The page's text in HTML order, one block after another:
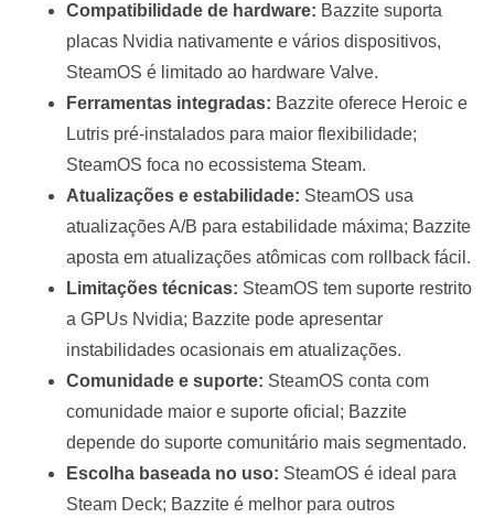
Compatibilidade de hardware: Bazzite suporta
placas Nvidia nativamente e vários dispositivos,
SteamOS é limitado ao hardware Valve.
Ferramentas integradas: Bazzite oferece Heroic e
Lutris pré-instalados para maior flexibilidade;
SteamOS foca no ecossistema Steam.
Atualizações e estabilidade: SteamOS usa
atualizações A/B para estabilidade máxima; Bazzite
aposta em atualizações atômicas com rollback fácil.
Limitações técnicas: SteamOS tem suporte restrito
a GPUs Nvidia; Bazzite pode apresentar
instabilidades ocasionais em atualizações.
Comunidade e suporte: SteamOS conta com
comunidade maior e suporte oficial; Bazzite
depende do suporte comunitário mais segmentado.
Escolha baseada no uso: SteamOS é ideal para
Steam Deck; Bazzite é melhor para outros